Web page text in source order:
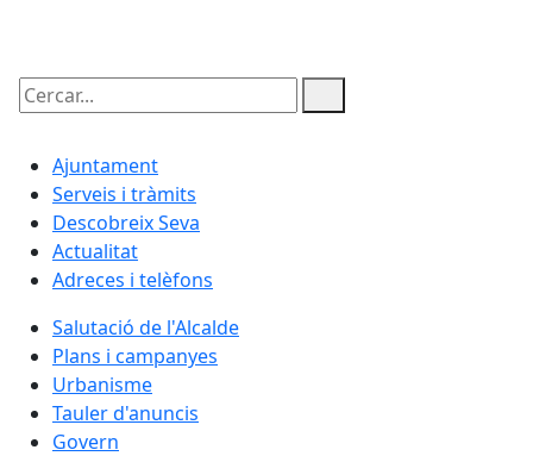
Cercar:
Ajuntament
Serveis i tràmits
Descobreix Seva
Actualitat
Adreces i telèfons
Salutació de l'Alcalde
Plans i campanyes
Urbanisme
Tauler d'anuncis
Govern